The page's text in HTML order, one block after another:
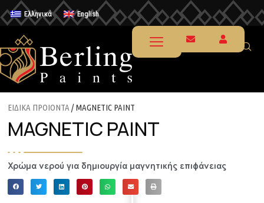
Ελληνικά English
ΕΙΔΙΚΑ ΠΡΟΙΟΝΤΑ / MAGNETIC PAINT
MAGNETIC PAINT
Χρώμα νερού για δημιουργία μαγνητικής επιφάνειας